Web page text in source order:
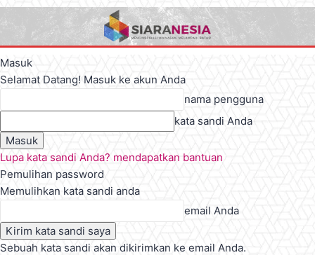
Masuk
Selamat Datang! Masuk ke akun Anda
nama pengguna
kata sandi Anda
Lupa kata sandi Anda? mendapatkan bantuan
Pemulihan password
Memulihkan kata sandi anda
email Anda
Sebuah kata sandi akan dikirimkan ke email Anda.